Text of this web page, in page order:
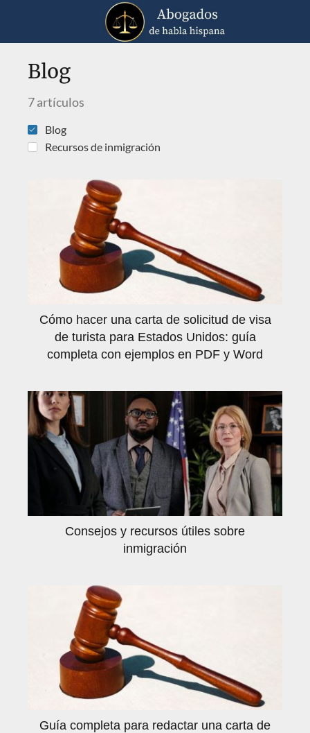
Blog
7 artículos
Blog
Recursos de inmigración
Cómo hacer una carta de solicitud de visa
de turista para Estados Unidos: guía
completa con ejemplos en PDF y Word
Consejos y recursos útiles sobre
inmigración
Guía completa para redactar una carta de